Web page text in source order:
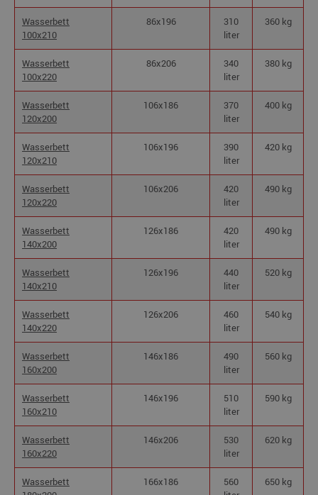
Wasserbett
100x210
86x196
310
liter
360 kg
Wasserbett
100x220
86x206
340
liter
380 kg
Wasserbett
120x200
106x186
370
liter
400 kg
Wasserbett
120x210
106x196
390
liter
420 kg
Wasserbett
120x220
106x206
420
liter
490 kg
Wasserbett
140x200
126x186
420
liter
490 kg
Wasserbett
140x210
126x196
440
liter
520 kg
Wasserbett
140x220
126x206
460
liter
540 kg
Wasserbett
160x200
146x186
490
liter
560 kg
Wasserbett
160x210
146x196
510
liter
590 kg
Wasserbett
160x220
146x206
530
liter
620 kg
Wasserbett
166x186
560
650 kg